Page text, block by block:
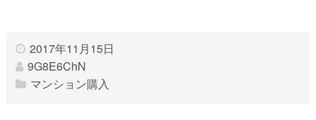
2017年11月15日
9G8E6ChN
マンション購入